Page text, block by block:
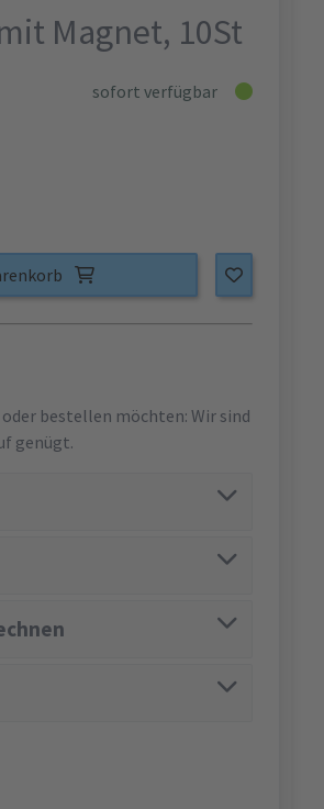
Magnet, 10St
sofort verfügbar
bestellen möchten: Wir sind
genügt.